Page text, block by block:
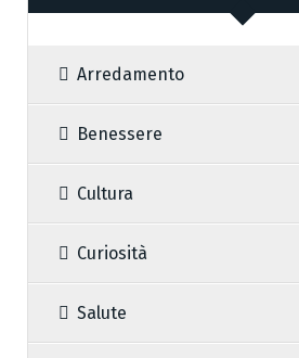
Arredamento
Benessere
Cultura
Curiosità
Salute